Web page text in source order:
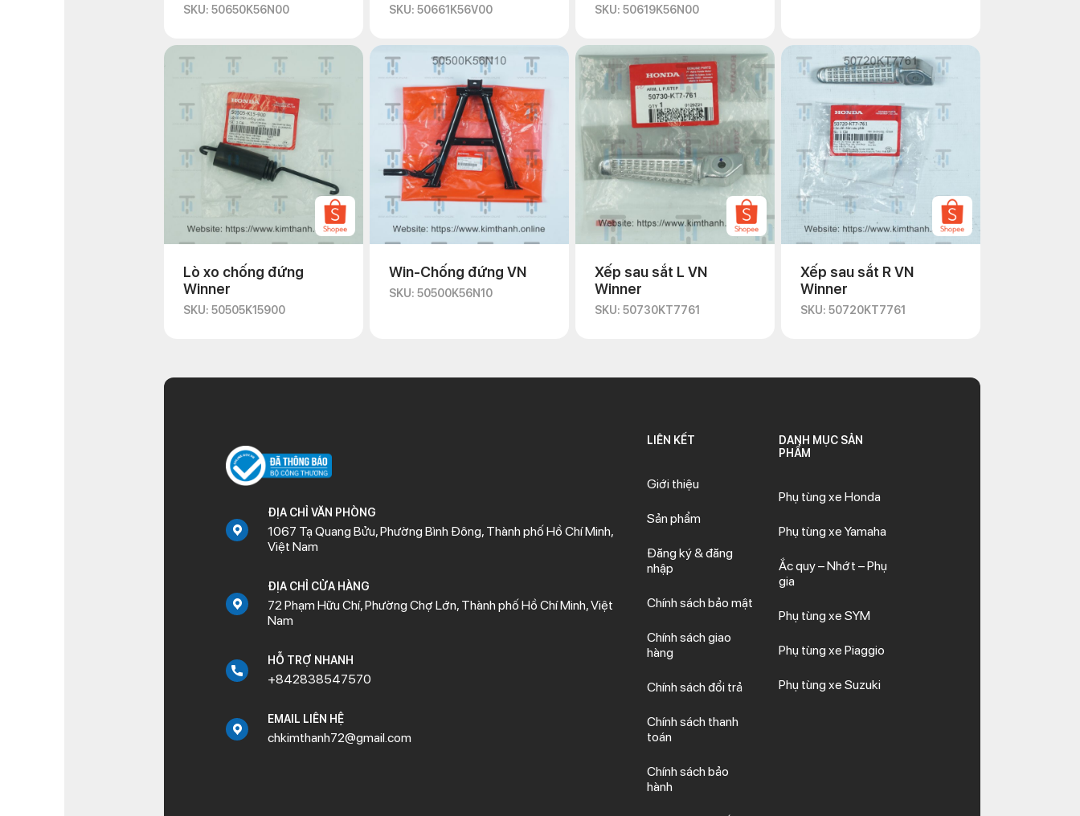
SKU: 50650K56N00 SKU: 50661K56V00 SKU: 50619K56N00
Lò xo chống đứng
Winner
SKU: 50505K15900
Win-Chống đứng VN
SKU: 50500K56N10
Xếp sau sắt L VN
Winner
SKU: 50730KT7761
Xếp sau sắt R VN
Winner
SKU: 50720KT7761
ĐỊA CHỈ VĂN PHÒNG
1067 Tạ Quang Bửu, Phường Bình Đông, Thành phố Hồ Chí Minh,
Việt Nam
ĐỊA CHỈ CỬA HÀNG
72 Phạm Hữu Chí, Phường Chợ Lớn, Thành phố Hồ Chí Minh, Việt
Nam
HỖ TRỢ NHANH
+842838547570
EMAIL LIÊN HỆ
chkimthanh72@gmail.com
LIÊN KẾT
Giới thiệu
Sản phẩm
Đăng ký & đăng
nhập
Chính sách bảo mật
Chính sách giao
hàng
Chính sách đổi trả
Chính sách thanh
toán
Chính sách bảo
hành
DANH MỤC SẢN
PHẨM
Phụ tùng xe Honda
Phụ tùng xe Yamaha
Ắc quy – Nhớt – Phụ
gia
Phụ tùng xe SYM
Phụ tùng xe Piaggio
Phụ tùng xe Suzuki